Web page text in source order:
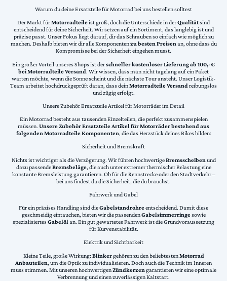
Warum du deine Ersatzteile für Motorrad bei uns bestellen solltest
Der Markt fürMotorradteileist groß, doch die Unterschiede in derQualitätsind
entscheidend für deine Sicherheit. Wir setzen auf ein Sortiment, das langlebig ist und
präzise passt. Unser Fokus liegt darauf, dir das Schrauben so einfach wie möglich zu
machen. Deshalb bieten wir dir alle Komponentenzu besten Preisenan, ohne dass du
Kompromisse bei der Sicherheit eingehen musst.
Ein großer Vorteil unseres Shops ist derschneller kostenloser Lieferung ab 100,-€
bei Motorradteile Versand. Wir wissen, dass man nicht tagelang auf ein Paket
warten möchte, wenn die Sonne scheint und die nächste Tour ansteht. Unser Logistik-
Team arbeitet hochdruckgeprüft daran, dass deinMotorradteile Versand reibungslos
und zügig erfolgt.
Unsere Zubehör Ersatzteile Artikel für Motorräder im Detail
Ein Motorrad besteht aus tausenden Einzelteilen, die perfekt zusammenspielen
müssen. Unsere Zubehör Ersatzteile Artikel für Motorräder bestehend aus
folgenden Motorradteile Komponenten, die das Herzstück deines Bikes bilden:
Sicherheit und Bremskraft
Nichts ist wichtiger als die Verzögerung. Wir führen hochwertigeBremsscheiben und
dazu passendeBremsbeläge, die auch unter extremer thermischer Belastung eine
konstante Bremsleistung garantieren. Ob für die Rennstrecke oder den Stadtverkehr –
bei uns findest du die Sicherheit, die du brauchst.
Fahrwerk und Gabel
Für ein präzises Handling sind dieGabelstandrohreentscheidend. Damit diese
geschmeidig eintauchen, bieten wir die passendenGabelsimmerringesowie
spezialisiertesGabelölan. Ein gut gewartetes Fahrwerk ist die Grundvoraussetzung
für Kurvenstabilität.
Elektrik und Sichtbarkeit
Kleine Teile, große Wirkung: Blinkergehören zu den beliebtestenMotorrad
Anbauteilen, um die Optik zu individualisieren. Doch auch die Technik im Inneren
muss stimmen. Mit unseren hochwertigenZündkerzen garantieren wir eine optimale
Verbrennung und einen zuverlässigen Kaltstart.